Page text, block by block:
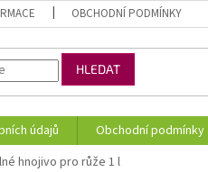
OBCHODNÍ PODMÍNKY
HLEDAT
údajů
Obchodní podmínky
hnojivo pro růže 1 l